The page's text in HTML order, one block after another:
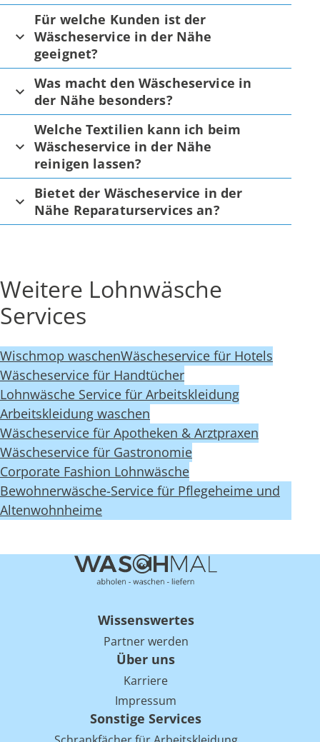
Für welche Kunden ist der
Wäscheservice in der Nähe
geeignet?
Was macht den Wäscheservice in
der Nähe besonders?
Welche Textilien kann ich beim
Wäscheservice in der Nähe
reinigen lassen?
Bietet der Wäscheservice in der
Nähe Reparaturservices an?
Weitere Lohnwäsche
Services
Wischmop waschenWäscheservice für Hotels
Wäscheservice für Handtücher
Lohnwäsche Service für Arbeitskleidung
Arbeitskleidung waschen
Wäscheservice für Apotheken & Arztpraxen
Wäscheservice für Gastronomie
Corporate Fashion Lohnwäsche
Bewohnerwäsche-Service für Pflegeheime und
Altenwohnheime
Wissenswertes
Partner werden
Über uns
Karriere
Impressum
Sonstige Services